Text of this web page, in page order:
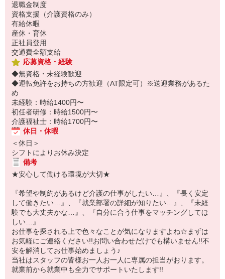
退職金制度
資格支援（介護資格のみ）
有給休暇
産休・育休
正社員登用
交通費全額支給
応募資格・経験
◆無資格・未経験歓迎
◆運転免許をお持ちの方歓迎（AT限定可）※送迎業務があるた
め
未経験：時給1400円〜
初任者研修：時給1500円〜
介護福祉士：時給1700円〜
休日・休暇
＜休日＞
シフトによりお休み決定
備考
★安心して働ける環境が大切★
『希望や制約があるけど介護の仕事がしたい…』、『長く安定
して働きたい…』、『就業部署の詳細が知りたい…』、『未経
験でも大丈夫かな…』、『自分に合う仕事をマッチングしてほ
しい…』
お仕事を探される上で色々なことが気になりますよね☆まずは
お気軽にご連絡ください!!お問い合わせだけでも構いません!!不
安を解消してお仕事始めましょう♪
当社はスタッフの皆様お一人お一人に専属の担当がおります。
就業前から就業中も全力でサポートいたします!!